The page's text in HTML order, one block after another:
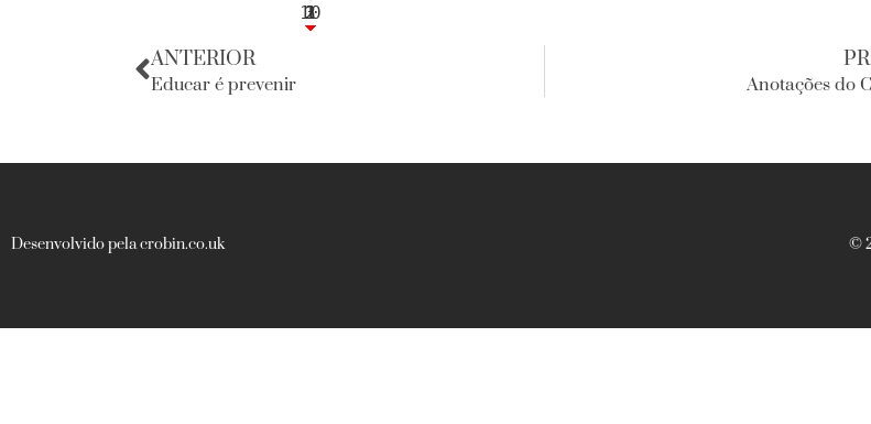
3
1
1
2
10
ANTERIOR
Educar é prevenir Anotações do
Desenvolvido pela crobin.co.uk ©